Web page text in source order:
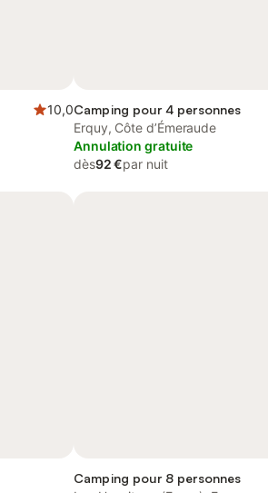
10,0Camping pour 4 personnes
Erquy, Côte d’Émeraude
Annulation gratuite
dès92 €par nuit
Camping pour 8 personnes